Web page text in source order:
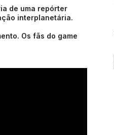
de uma repórter
interplanetária.
Os fãs do game